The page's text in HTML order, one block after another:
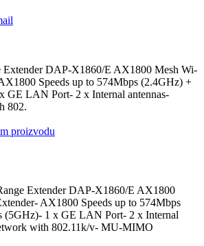
DAP-X1860/E AX1800 Mesh Wi-
Speeds up to 574Mbps (2.4GHz) +
GE LAN Port- 2 x Internal antennas-
802.
proizvodu
Extender DAP-X1860/E AX1800
AX1800 Speeds up to 574Mbps
(5GHz)- 1 x GE LAN Port- 2 x Internal
with 802.11k/v- MU-MIMO